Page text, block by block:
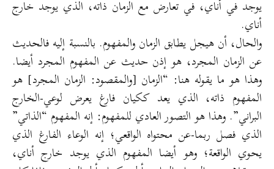
يوجد في أناي، في تعارض مع الزمان ذاته، الذي يوجد خارج
أناي.
والحال، أن هيجل يطابق الزمان والمفهوم. بالنسبة إليه فالحديث
عن الزمان المجرد، هو إذن حديث عن المفهوم المجرد أيضا.
وهذا هو ما يقوله هنا: “الزمان [والمقصود: الزمان المجرد] هو
المفهوم ذاته، الذي يعد ككيان فارغ يعرض لوعي-الخارج
البراني”. وهذا هو التصور العادي للمفهوم: إنه المفهوم “الذاتي”
الذي فصل ربما-عن محتواه الواقعي؛ إنه الوعاء الفارغ الذي
يحوي الواقعة؛ وهو أيضا المفهوم الذي يوجد خارج أناي،